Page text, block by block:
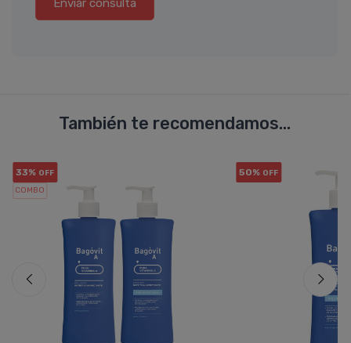
Enviar consulta
También te recomendamos...
33% OFF
COMBO
50% OFF